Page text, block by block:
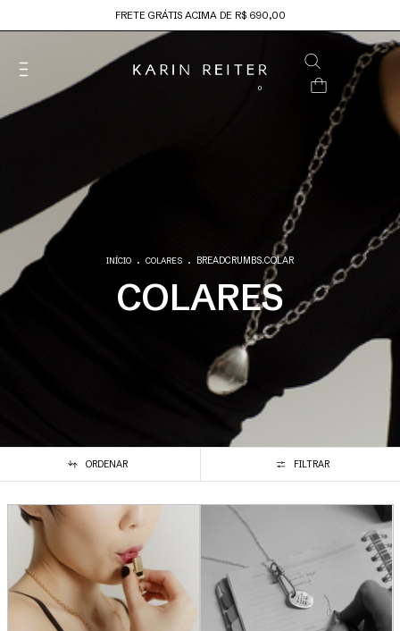
FRETE GRÁTIS ACIMA DE R$ 690,00
0
INÍCIO . COLARES . BREADCRUMBS.COLAR
COLARES
ORDENAR FILTRAR